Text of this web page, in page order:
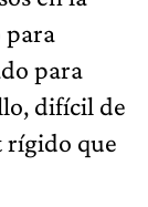
para
para
difícil de
rígido que